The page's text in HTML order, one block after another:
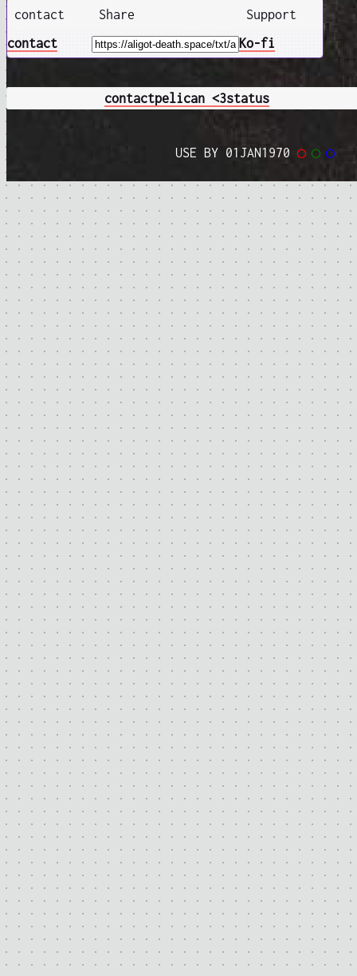
contact
contact
Share
Support
Ko-fi
contactpelican <3status
USE BY 01JAN1970◯ ◯ ◯